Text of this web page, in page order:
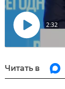
Воспроизвести
2:32
Читать в